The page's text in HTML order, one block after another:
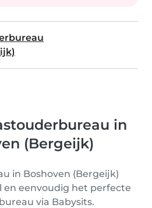
in
(Bergeijk)
in Boshoven (Bergeijk)
en eenvoudig het perfecte
via Babysits.